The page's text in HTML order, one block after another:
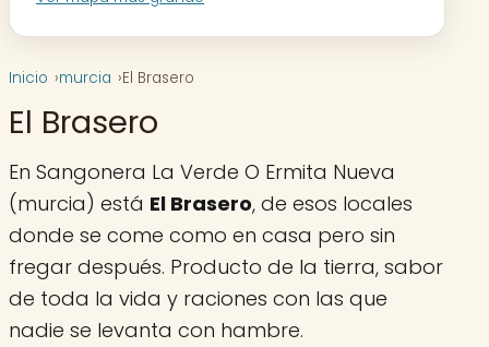
Inicio murcia El Brasero
El Brasero
En Sangonera La Verde O Ermita Nueva
(murcia) está El Brasero, de esos locales
donde se come como en casa pero sin
fregar después. Producto de la tierra, sabor
de toda la vida y raciones con las que
nadie se levanta con hambre.